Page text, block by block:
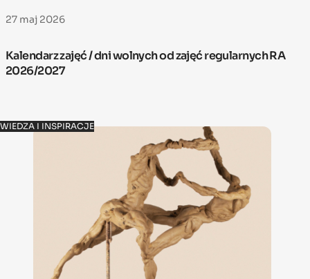
27 maj 2026
Kalendarz zajęć / dni wolnych od zajęć regularnych RA
2026/2027
WIEDZA I INSPIRACJE